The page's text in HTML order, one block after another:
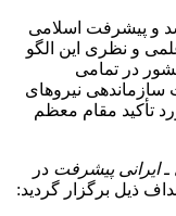
و پیشرفت اسلامی
و نظری این الگو
در تمامی
نیروهای
تأکید مقام معظم
ایرانی پیشرفت در
ذیل برگزار گردید: